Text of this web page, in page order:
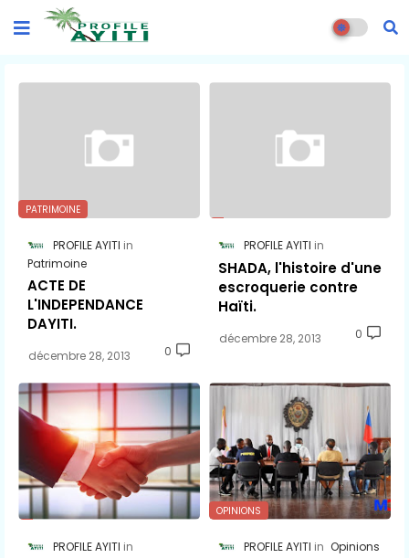
PATRIMOINE
PROFILE AYITI
Patrimoine
ACTE DE
L'INDEPENDANCE
DAYITI.
décembre 28, 2013 0
PROFILE AYITI
SHADA, l'histoire d'une
escroquerie contre
Haïti.
décembre 28, 2013 0
PROFILE AYITI
OPINIONS
PROFILE AYITI Opinions